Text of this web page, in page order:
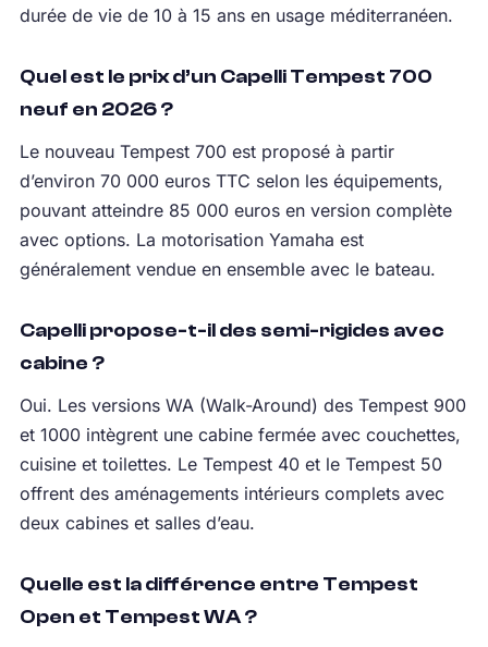
durée de vie de 10 à 15 ans en usage méditerranéen.
Quel est le prix d’un Capelli Tempest 700
neuf en 2026 ?
Le nouveau Tempest 700 est proposé à partir
d’environ 70 000 euros TTC selon les équipements,
pouvant atteindre 85 000 euros en version complète
avec options. La motorisation Yamaha est
généralement vendue en ensemble avec le bateau.
Capelli propose-t-il des semi-rigides avec
cabine ?
Oui. Les versions WA (Walk-Around) des Tempest 900
et 1000 intègrent une cabine fermée avec couchettes,
cuisine et toilettes. Le Tempest 40 et le Tempest 50
offrent des aménagements intérieurs complets avec
deux cabines et salles d’eau.
Quelle est la différence entre Tempest
Open et Tempest WA ?